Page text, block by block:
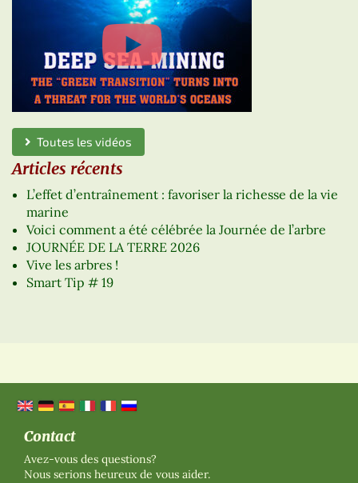
Toutes les vidéos
Articles récents
L’effet d’entraînement : favoriser la richesse de la vie
marine
Voici comment a été célébrée la Journée de l’arbre
JOURNÉE DE LA TERRE 2026
Vive les arbres !
Smart Tip # 19
Contact
Avez-vous des questions?
Nous serions heureux de vous aider.